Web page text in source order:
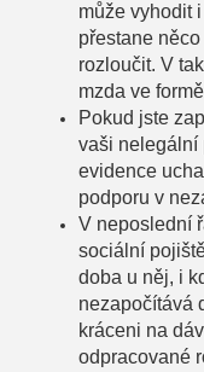
může vyhodit
přestane
rozloučit. V
mzda ve
Pokud jste
vaši nelegální
evidence
podporu v
V neposlední
sociální
doba u něj, i
nezapočítává
kráceni na
odpracované